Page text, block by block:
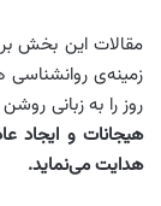
مقالات این بخش
زمینه‌ی
روز را به زبانی
هیجانات و ایجاد
هدایت می‌نماید.